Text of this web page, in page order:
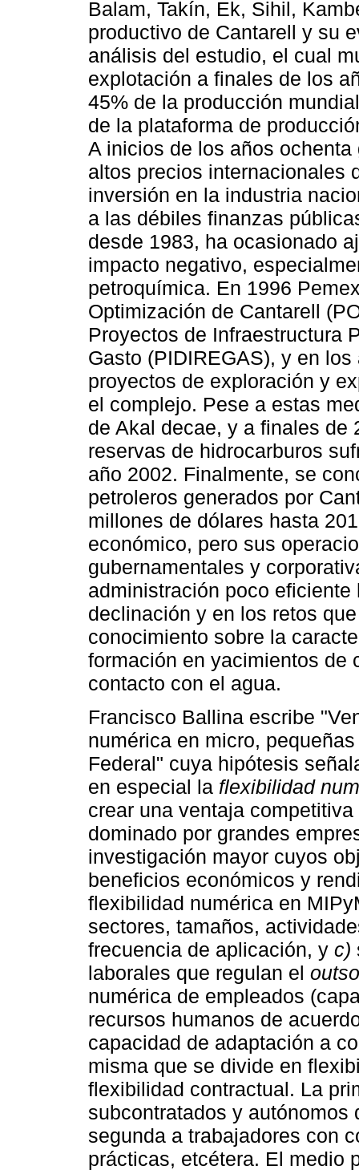
Balam, Takín, Ek, Sihil,
productivo de Cantarell y su
análisis del estudio, el cual
explotación a finales de los
45% de la producción
de la plataforma de
A inicios de los años
altos precios internacionales
inversión en la industria
a las débiles finanzas
desde 1983, ha ocasionado
impacto negativo,
petroquímica. En 1996
Optimización de Cantarell
Proyectos de Infraestructura
Gasto (PIDIREGAS), y en
proyectos de exploración y
el complejo. Pese a estas
de Akal decae, y a finales de
reservas de hidrocarburos
año 2002. Finalmente, se
petroleros generados por
millones de dólares hasta
económico, pero sus
gubernamentales y
administración poco
declinación y en los retos
conocimiento sobre la
formación en yacimientos de
contacto con el agua.
Francisco Ballina escribe
numérica en micro,
Federal" cuya hipótesis
en especial la flexibilidad
crear una ventaja
dominado por grandes
investigación mayor cuyos
beneficios económicos y
flexibilidad numérica en
sectores, tamaños,
frecuencia de aplicación, y c)
laborales que regulan el
numérica de empleados
recursos humanos de
capacidad de adaptación a
misma que se divide en
flexibilidad contractual. La
subcontratados y autónomos
segunda a trabajadores con
prácticas, etcétera. El medio